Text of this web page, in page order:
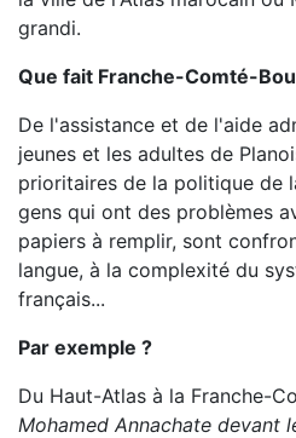
grandi.
Que fait Franche-Comté-
De l'assistance et de l'aide
jeunes et les adultes de
prioritaires de la politique de
gens qui ont des problèmes
papiers à remplir, sont
langue, à la complexité du
français...
Par exemple ?
Du Haut-Atlas à la Franche-
Mohamed Annachate devant